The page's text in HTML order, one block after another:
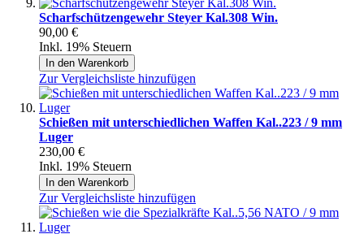
Scharfschützengewehr Steyer Kal.308 Win.
90,00 €
Inkl. 19% Steuern
In den Warenkorb
Zur Vergleichsliste hinzufügen
Schießen mit unterschiedlichen Waffen Kal..223 / 9 mm
Luger
230,00 €
Inkl. 19% Steuern
In den Warenkorb
Zur Vergleichsliste hinzufügen